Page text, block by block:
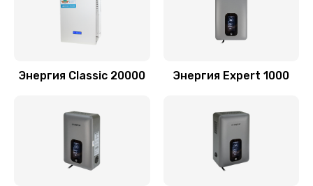
Энергия Classic 20000 Энергия Expert 1000